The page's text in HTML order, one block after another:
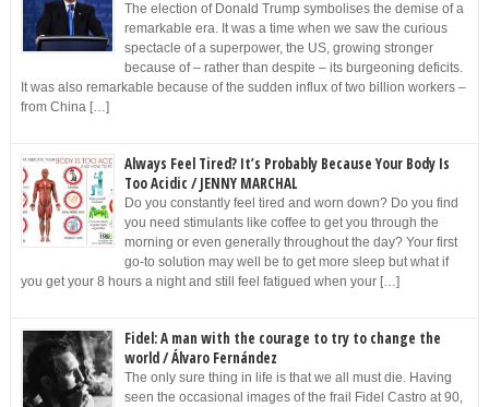
The election of Donald Trump symbolises the demise of a
remarkable era. It was a time when we saw the curious
spectacle of a superpower, the US, growing stronger
because of – rather than despite – its burgeoning deficits.
It was also remarkable because of the sudden influx of two billion workers –
from China […]
Always Feel Tired? It’s Probably Because Your Body Is
Too Acidic / JENNY MARCHAL
Do you constantly feel tired and worn down? Do you find
you need stimulants like coffee to get you through the
morning or even generally throughout the day? Your first
go-to solution may well be to get more sleep but what if
you get your 8 hours a night and still feel fatigued when your […]
Fidel: A man with the courage to try to change the
world / Álvaro Fernández
The only sure thing in life is that we all must die. Having
seen the occasional images of the frail Fidel Castro at 90,